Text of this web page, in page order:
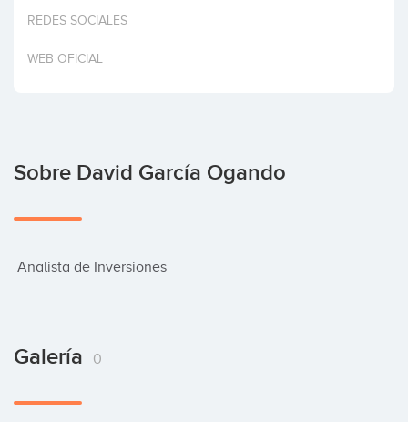
Invertir
REDES SOCIALES
WEB OFICIAL
Sobre David García Ogando
Analista de Inversiones
Galería 0